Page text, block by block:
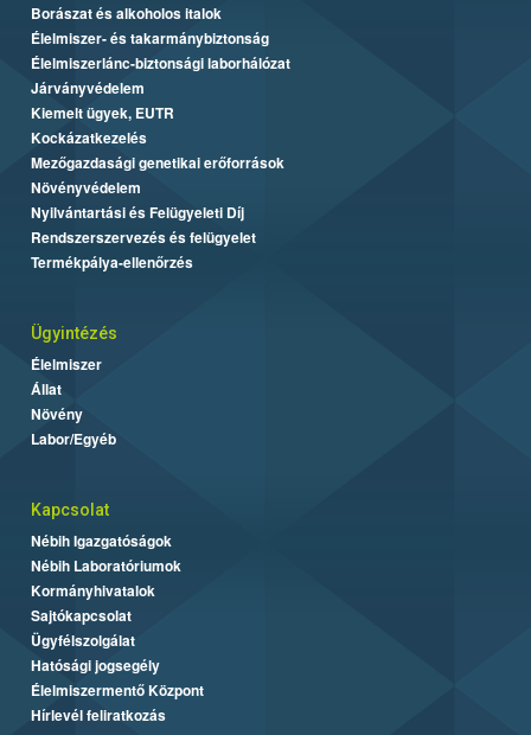
Borászat és alkoholos italok
Élelmiszer- és takarmánybiztonság
Élelmiszerlánc-biztonsági laborhálózat
Járványvédelem
Kiemelt ügyek, EUTR
Kockázatkezelés
Mezőgazdasági genetikai erőforrások
Növényvédelem
Nyilvántartási és Felügyeleti Díj
Rendszerszervezés és felügyelet
Termékpálya-ellenőrzés
Ügyintézés
Élelmiszer
Állat
Növény
Labor/Egyéb
Kapcsolat
Nébih Igazgatóságok
Nébih Laboratóriumok
Kormányhivatalok
Sajtókapcsolat
Ügyfélszolgálat
Hatósági jogsegély
Élelmiszermentő Központ
Hírlevél feliratkozás